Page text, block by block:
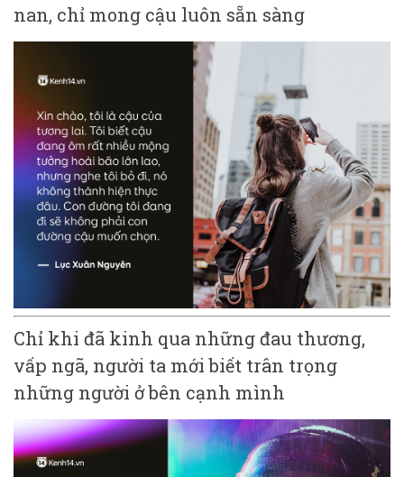
nan, chỉ mong cậu luôn sẵn sàng
Chỉ khi đã kinh qua những đau thương,
vấp ngã, người ta mới biết trân trọng
những người ở bên cạnh mình